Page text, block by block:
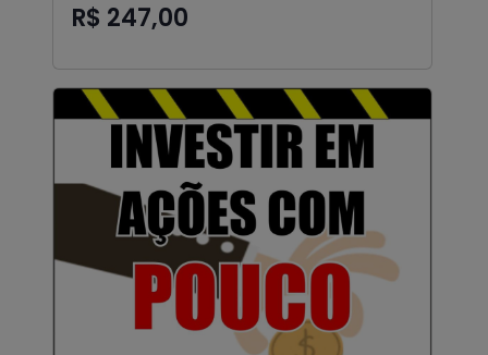
R$ 247,00